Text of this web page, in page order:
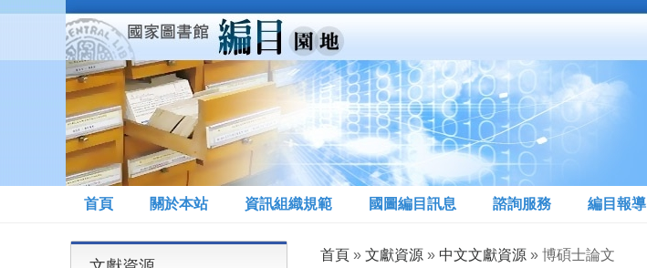
移至主內容
首頁 關於本站 資訊組織規範 國圖編目訊息 諮詢服務 編目報導
您在這裡
首頁» 文獻資源» 中文文獻資源» 博碩士論文